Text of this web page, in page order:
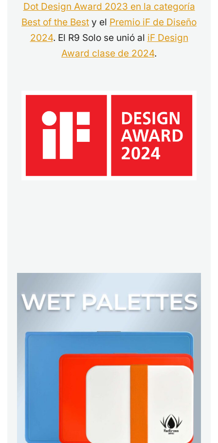
Dot Design Award 2023 en la categoría
Best of the Best y el Premio iF de Diseño
2024. El R9 Solo se unió al iF Design
Award clase de 2024.